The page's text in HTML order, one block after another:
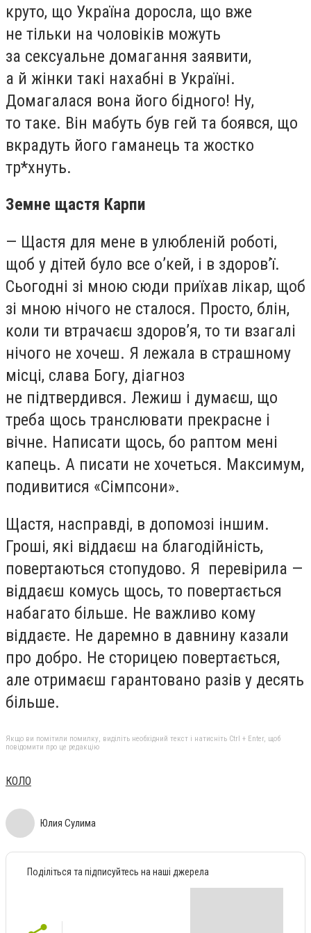
круто, що Україна доросла, що вже
не тільки на чоловіків можуть
за сексуальне домагання заявити,
а й жінки такі нахабні в Україні.
Домагалася вона його бідного! Ну,
то таке. Він мабуть був гей та боявся, що
вкрадуть його гаманець та жостко
тр*хнуть.
Земне щастя Карпи
— Щастя для мене в улюбленій роботі,
щоб у дітей було все о’кей, і в здоров’ї.
Сьогодні зі мною сюди приїхав лікар, щоб
зі мною нічого не сталося. Просто, блін,
коли ти втрачаєш здоров’я, то ти взагалі
нічого не хочеш. Я лежала в страшному
місці, слава Богу, діагноз
не підтвердився. Лежиш і думаєш, що
треба щось транслювати прекрасне і
вічне. Написати щось, бо раптом мені
капець. А писати не хочеться. Максимум,
подивитися «Сімпсони».
Щастя, насправді, в допомозі іншим.
Гроші, які віддаєш на благодійність,
повертаються стопудово. Я перевірила —
віддаєш комусь щось, то повертається
набагато більше. Не важливо кому
віддаєте. Не даремно в давнину казали
про добро. Не сторицею повертається,
але отримаєш гарантовано разів у десять
більше.
Якщо ви помітили помилку, виділіть необхідний текст і натисніть Ctrl + Enter, щоб
повідомити про це редакцію
КОЛО
Юлия Сулима
Поділіться та підписуйтесь на наші джерела